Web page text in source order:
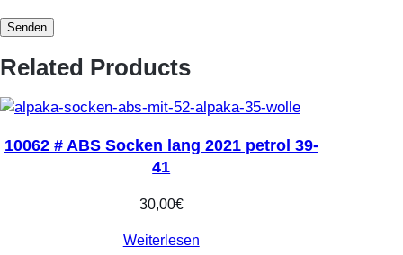
o
e
m
Related Products
10062 # ABS Socken lang 2021 petrol 39-
41
30,00€
Weiterlesen